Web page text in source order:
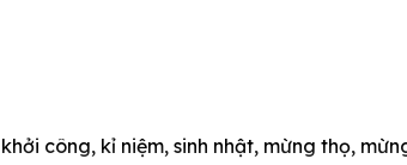
công, kỉ niệm, sinh nhật, mừng thọ,